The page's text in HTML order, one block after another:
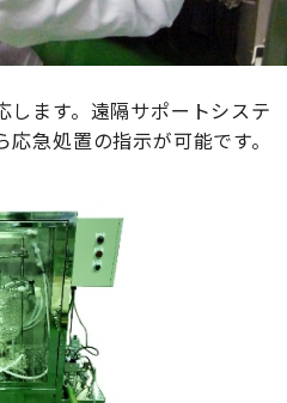
ます。遠隔サポートシステ
急処置の指示が可能です。